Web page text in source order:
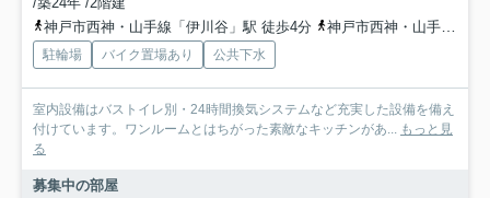
神戸市西神・山手線「伊川谷」駅 徒歩4分
神戸市西神・山手線「学園都市」駅 徒歩20分
駐輪場 バイク置場あり 公共下水
室内設備はバストイレ別・24時間換気システムなど充実した設備を備え
付けています。ワンルームとはちがった素敵なキッチンがあ... もっと見
る
募集中の部屋